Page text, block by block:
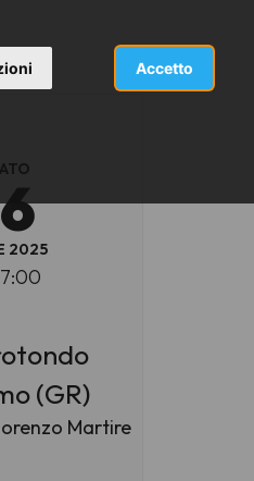
Accetto
2025
(GR)
Martire